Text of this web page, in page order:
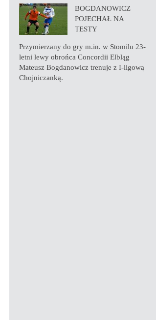
BOGDANOWICZ
POJECHAŁ NA
TESTY
Przymierzany do gry m.in. w Stomilu 23-
letni lewy obrońca Concordii Elbląg
Mateusz Bogdanowicz trenuje z I-ligową
Chojniczanką.